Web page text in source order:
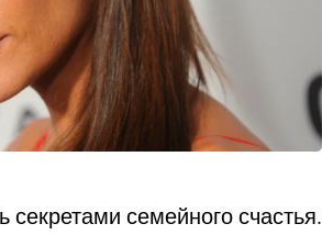
семейного счастья.